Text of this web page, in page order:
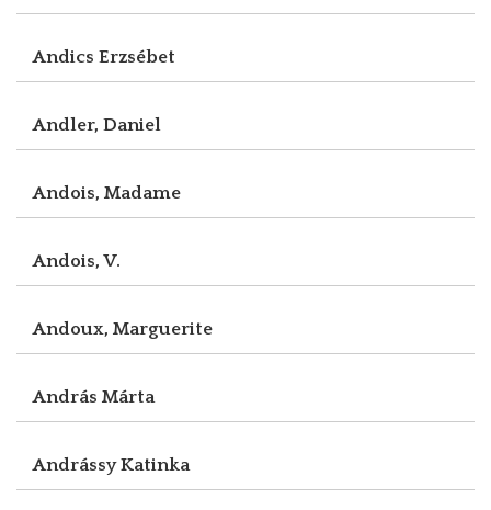
Andics Erzsébet
Andler, Daniel
Andois, Madame
Andois, V.
Andoux, Marguerite
András Márta
Andrássy Katinka